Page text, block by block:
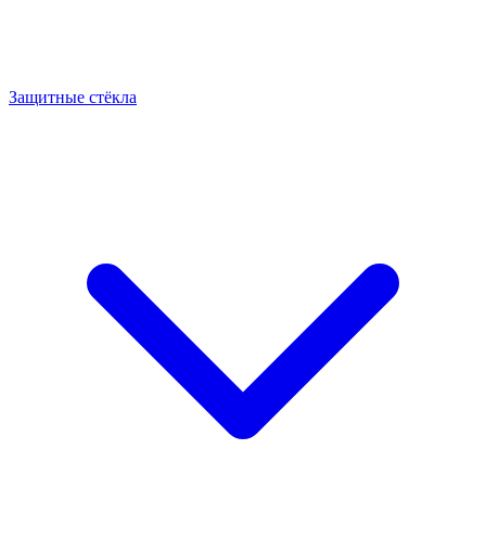
Защитные стёкла